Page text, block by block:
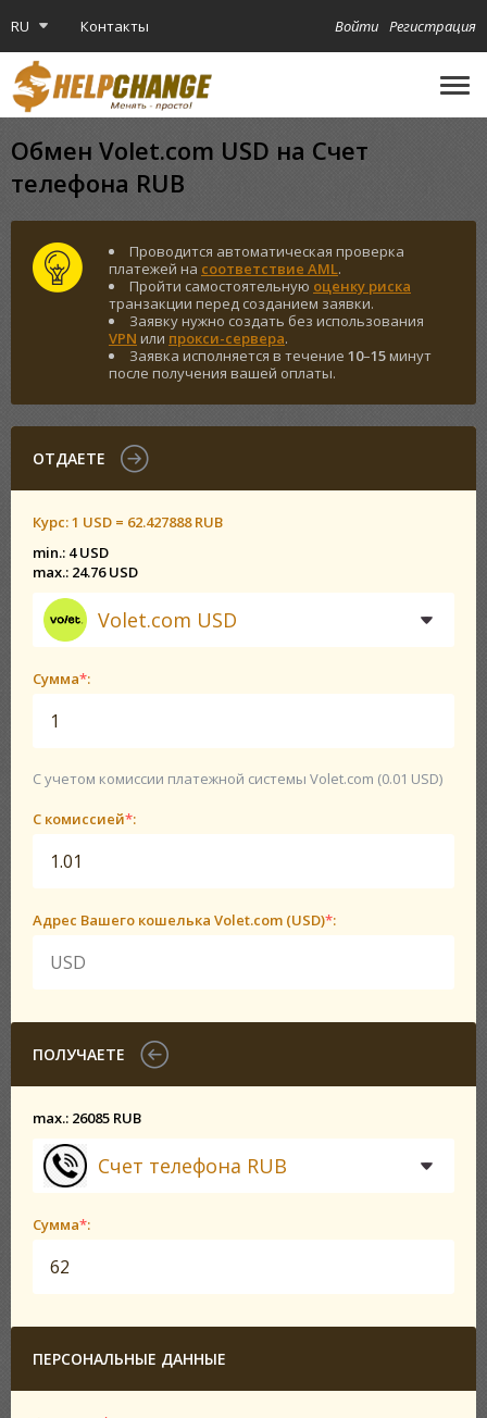
RU Контакты Регистрация
Войти
Обмен Volet.com USD на Счет
телефона RUB
Проводится автоматическая проверка
платежей на соответствие AML.
Пройти самостоятельную оценку риска
транзакции перед созданием заявки.
Заявку нужно создать без использования
VPN или прокси-сервера.
Заявка исполняется в течение 10–15минут
после получения вашей оплаты.
ОТДАЕТЕ
Курс:1 USD = 62.427888 RUB
min.: 4 USD
max.: 24.76 USD
Volet.com USD
Сумма*:
С учетом комиссии платежной системы Volet.com (0.01 USD)
С комиссией*:
Адрес Вашего кошелька Volet.com (USD)*:
ПОЛУЧАЕТЕ
max.: 26085 RUB
Счет телефона RUB
Сумма*:
ПЕРСОНАЛЬНЫЕ ДАННЫЕ